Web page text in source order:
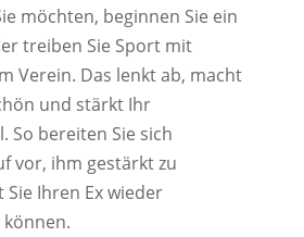
möchten, beginnen Sie ein
treiben Sie Sport mit
Verein. Das lenkt ab, macht
und stärkt Ihr
So bereiten Sie sich
vor, ihm gestärkt zu
Ihren Ex wieder